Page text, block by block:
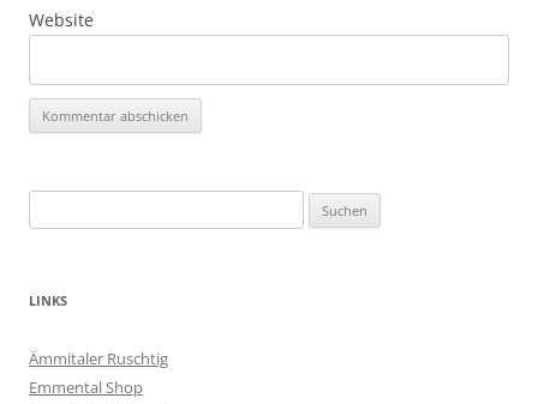
Website
nach:
LINKS
Ämmitaler Ruschtig
Emmental Shop